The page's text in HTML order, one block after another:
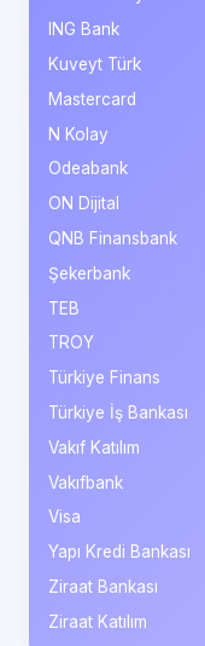
ING Bank
Kuveyt Türk
Mastercard
N Kolay
Odeabank
ON Dijital
QNB Finansbank
Şekerbank
TEB
TROY
Türkiye Finans
Türkiye İş Bankası
Vakıf Katılım
Vakıfbank
Visa
Yapı Kredi Bankası
Ziraat Bankası
Ziraat Katılım